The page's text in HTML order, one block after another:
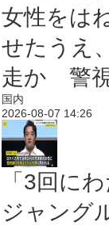
女性をは
せたうえ
走か 警
国内
2026-08-07 14:26
「3回に
ジャング